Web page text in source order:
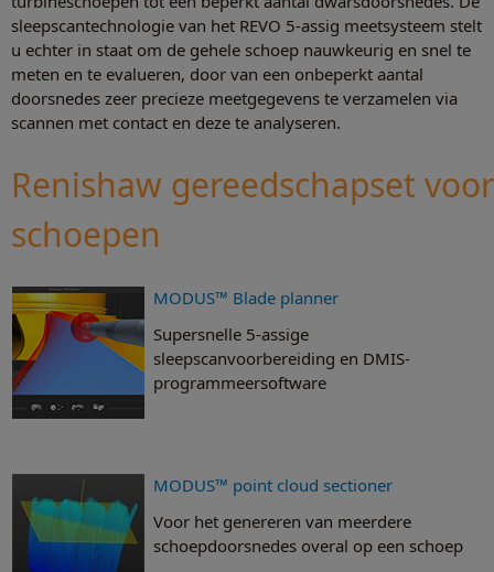
sleepscantechnologie van het REVO 5-assig meetsysteem stelt
u echter in staat om de gehele schoep nauwkeurig en snel te
meten en te evalueren, door van een onbeperkt aantal
doorsnedes zeer precieze meetgegevens te verzamelen via
scannen met contact en deze te analyseren.
Renishaw gereedschapset voor
schoepen
MODUS™ Blade planner
Supersnelle 5-assige
sleepscanvoorbereiding en DMIS-
programmeersoftware
MODUS™ point cloud sectioner
Voor het genereren van meerdere
schoepdoorsnedes overal op een schoep